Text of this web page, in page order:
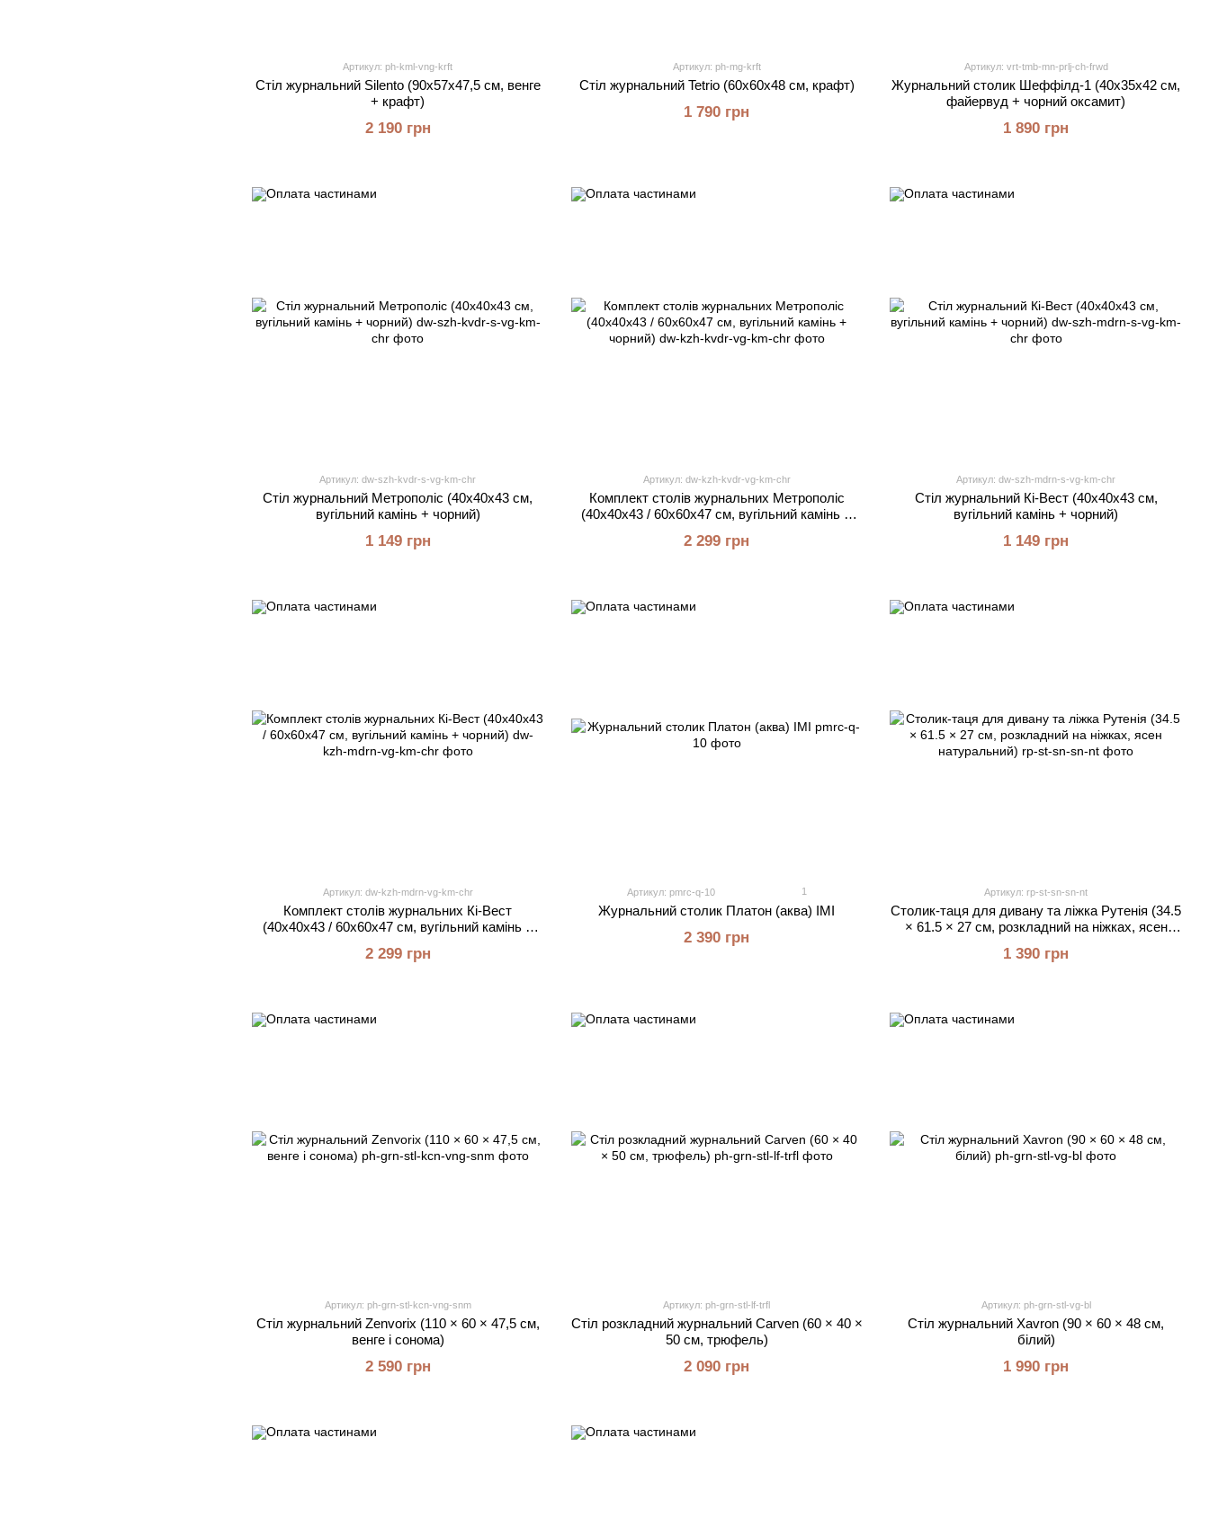
Артикул: ph-kml-vng-krft
Стіл журнальний Silento (90х57х47,5 см, венге
+ крафт)
2 190 грн
Артикул: ph-mg-krft
Стіл журнальний Tetrio (60х60х48 см, крафт)
1 790 грн
Артикул: vrt-tmb-mn-prlj-ch-frwd
Журнальний столик Шеффілд-1 (40х35х42 см,
файервуд + чорний оксамит)
1 890 грн
Артикул: dw-szh-kvdr-s-vg-km-chr
Стіл журнальний Метрополіс (40х40х43 см,
вугільний камінь + чорний)
1 149 грн
Артикул: dw-kzh-kvdr-vg-km-chr
Комплект столів журнальних Метрополіс
(40х40х43 / 60х60х47 см, вугільний камінь +
2 299 грн
Артикул: dw-szh-mdrn-s-vg-km-chr
Стіл журнальний Кі-Вест (40х40х43 см,
вугільний камінь + чорний)
1 149 грн
Артикул: dw-kzh-mdrn-vg-km-chr
Комплект столів журнальних Кі-Вест
(40х40х43 / 60х60х47 см, вугільний камінь +
2 299 грн
Артикул: pmrc-q-10 1
Журнальний столик Платон (аква) ІМІ
2 390 грн
Артикул: rp-st-sn-sn-nt
Столик-таця для дивану та ліжка Рутенія (34.5
× 61.5 × 27 см, розкладний на ніжках, ясен
1 390 грн
Артикул: ph-grn-stl-kcn-vng-snm
Стіл журнальний Zenvorix (110 × 60 × 47,5 см,
венге і сонома)
2 590 грн
Артикул: ph-grn-stl-lf-trfl
Стіл розкладний журнальний Carven (60 × 40 ×
50 см, трюфель)
2 090 грн
Артикул: ph-grn-stl-vg-bl
Стіл журнальний Xavron (90 × 60 × 48 см,
білий)
1 990 грн